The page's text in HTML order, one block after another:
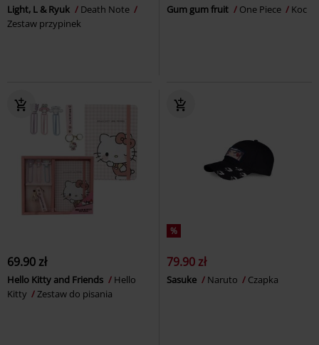
Light, L & Ryuk
Death Note
Zestaw przypinek
Gum gum fruit One Piece Koc
69.90 zł
Hello Kitty and Friends
Hello
Kitty
Zestaw do pisania
%
79.90 zł
Sasuke Naruto Czapka